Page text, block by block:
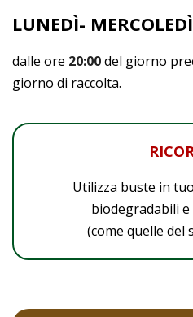
LUNEDÌ-
dalle ore 20:00del giorno
giorno di raccolta.
Utilizza buste in
biodegradabili
(come quelle del